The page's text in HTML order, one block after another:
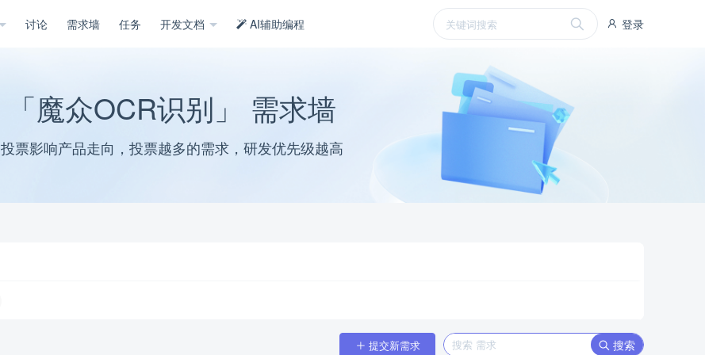
登录
讨论 需求墙 任务 开发文档 AI辅助编程
「魔众OCR识别」 需求墙
投票影响产品走向，投票越多的需求，研发优先级越高
提交新需求 搜索